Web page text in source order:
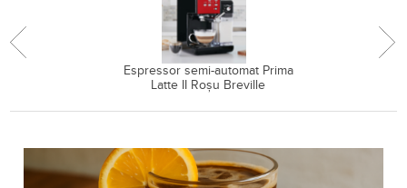
Espressor semi-automat Prima
Latte II Roșu Breville
Retete prima latte